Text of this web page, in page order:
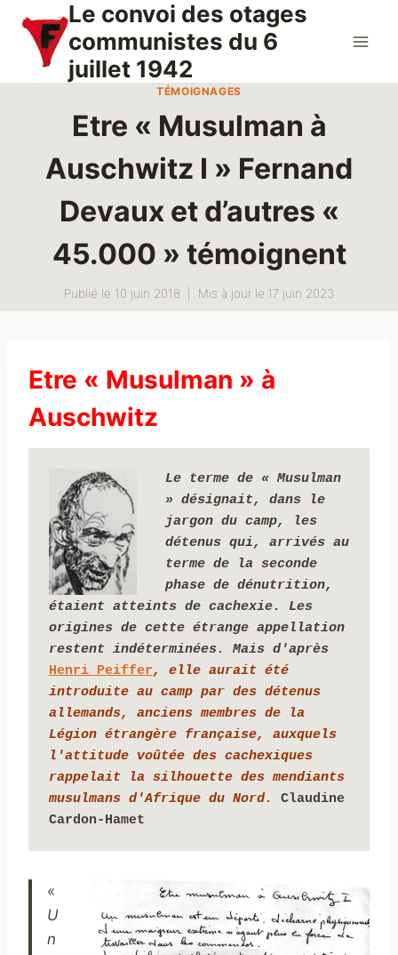
contenu
Le convoi des otages
communistes du 6
juillet 1942
TÉMOIGNAGES
Etre « Musulman à
Auschwitz I » Fernand
Devaux et d’autres «
45.000 » témoignent
Publié le 10 juin 2018 Mis à jour le 17 juin 2023
Etre « Musulman » à
Auschwitz
Le terme de « Musulman
» désignait, dans le
jargon du camp, les
détenus qui, arrivés au
terme de la seconde
phase de dénutrition,
étaient atteints de cachexie. Les
origines de cette étrange appellation
restent indéterminées. Mais d'après
Henri Peiffer, elle aurait été
introduite au camp par des détenus
allemands, anciens membres de la
Légion étrangère française, auxquels
l'attitude voûtée des cachexiques
rappelait la silhouette des mendiants
musulmans d'Afrique du Nord. Claudine
Cardon-Hamet
«
U
n